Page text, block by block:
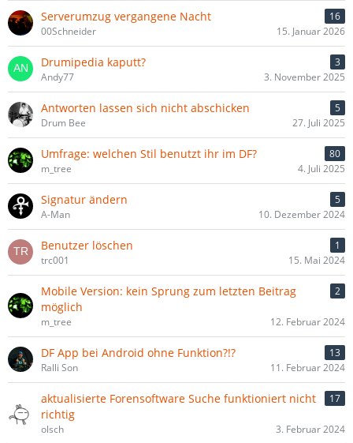
Serverumzug vergangene Nacht
16
00Schneider
15. Januar 2026
Drumipedia kaputt?
3
Andy77
3. November 2025
Antworten lassen sich nicht abschicken
5
Drum Bee
27. Juli 2025
Umfrage: welchen Stil benutzt ihr im DF?
80
m_tree
4. Juli 2025
Signatur ändern
5
A-Man
10. Dezember 2024
Benutzer löschen
1
trc001
15. Mai 2024
Mobile Version: kein Sprung zum letzten Beitrag
möglich
2
m_tree 12. Februar 2024
DF App bei Android ohne Funktion?!?
13
Ralli Son
11. Februar 2024
aktualisierte Forensoftware Suche funktioniert nicht
richtig
17
olsch 3. Februar 2024